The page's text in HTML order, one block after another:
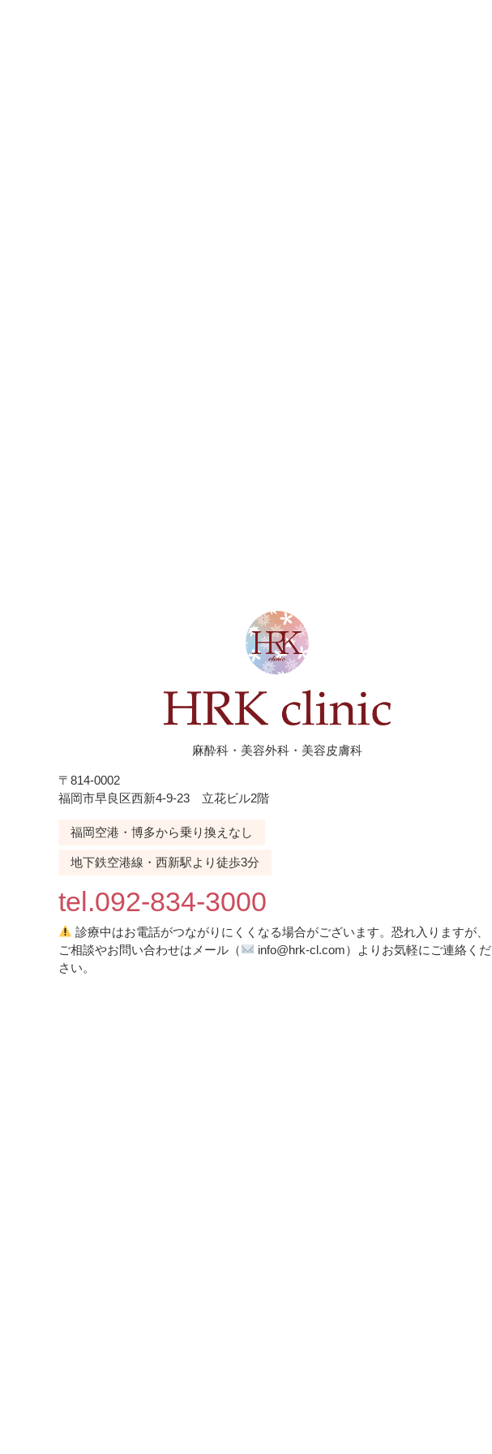
麻酔科・美容外科・美容皮膚科
〒814-0002
福岡市早良区西新4-9-23 立花ビル2階
福岡空港・博多から乗り換えなし
地下鉄空港線・西新駅より徒歩3分
tel.092-834-3000
診療中はお電話がつながりにくくなる場合がございます。恐れ入りますが、
ご相談やお問い合わせはメール（
info@hrk-cl.com）よりお気軽にご連絡くだ
さい。